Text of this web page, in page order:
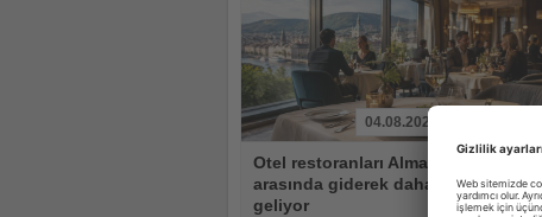
Oku
04.08.2026
Otel restoranları Alman tatilciler
arasında giderek daha popüler hale
geliyor